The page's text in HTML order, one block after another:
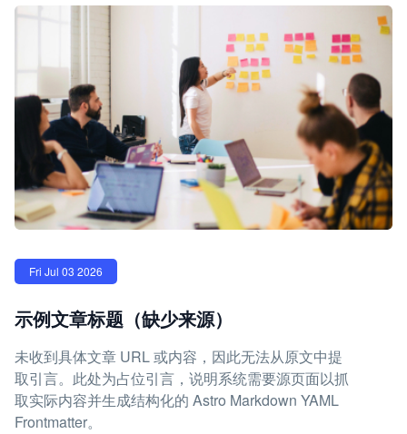
Fri Jul 03 2026
示例文章标题（缺少来源）
未收到具体文章 URL 或内容，因此无法从原文中提
取引言。此处为占位引言，说明系统需要源页面以抓
取实际内容并生成结构化的 Astro Markdown YAML
Frontmatter。